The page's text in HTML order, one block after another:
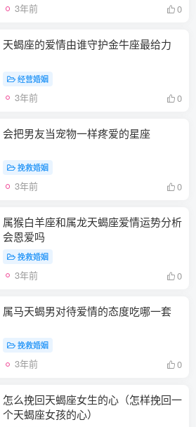
3年前 0
天蝎座的爱情由谁守护金牛座最给力
经营婚姻
3年前 0
会把男友当宠物一样疼爱的星座
挽救婚姻
3年前 0
属猴白羊座和属龙天蝎座爱情运势分析
会恩爱吗
挽救婚姻
3年前 0
属马天蝎男对待爱情的态度吃哪一套
挽救婚姻
3年前 0
怎么挽回天蝎座女生的心（怎样挽回一
个天蝎座女孩的心）